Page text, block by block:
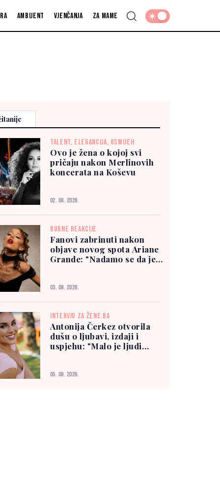
Ambijent Vjenčanja Za mame
TALENT, ELEGANCIJA, OSMIJEH
Ovo je žena o kojoj svi
pričaju nakon Merlinovih
koncerata na Koševu
02. 08. 2026.
BURNE REAKCIJE
Fanovi zabrinuti nakon
objave novog spota Ariane
Grande: "Nadamo se da je
03. 08. 2026.
INTERVJU ZA ŽENE.BA
Antonija Čerkez otvorila
dušu o ljubavi, izdaji i
uspjehu: "Malo je ljudi
05. 08. 2026.